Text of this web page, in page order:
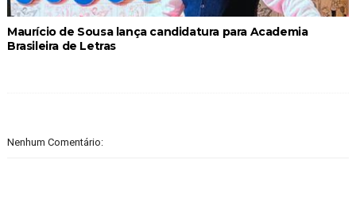
Maurício de Sousa lança candidatura para Academia
Brasileira de Letras
Nenhum Comentário: